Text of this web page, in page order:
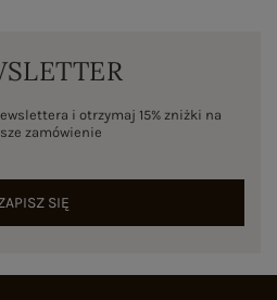
i otrzymaj 15% zniżki na
zamówienie
SIĘ